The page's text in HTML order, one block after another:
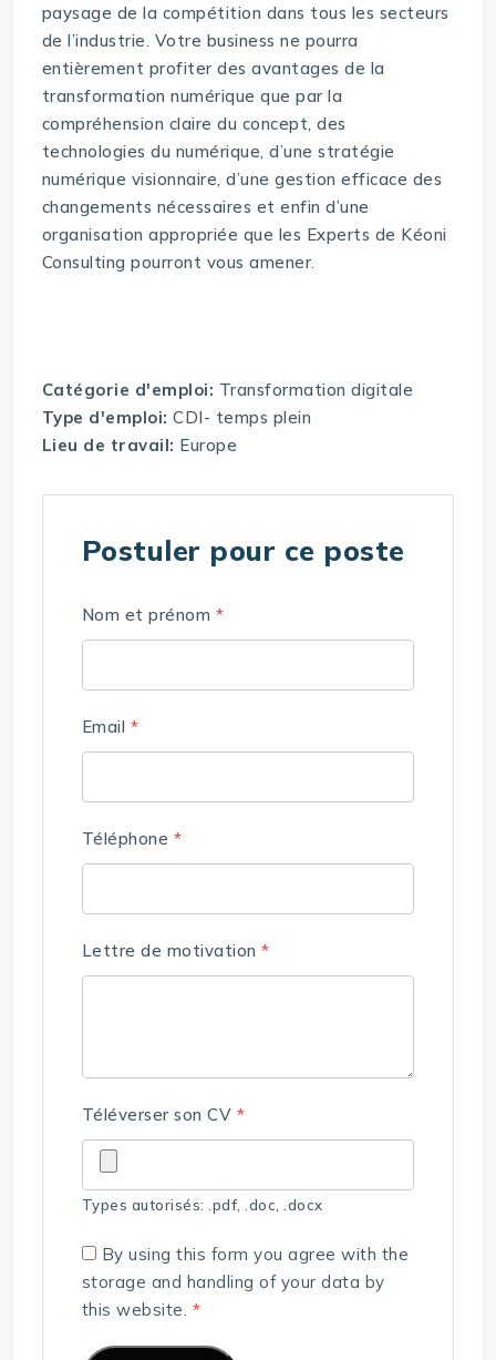
paysage de la compétition dans tous les secteurs
de l’industrie. Votre business ne pourra
entièrement profiter des avantages de la
transformation numérique que par la
compréhension claire du concept, des
technologies du numérique, d’une stratégie
numérique visionnaire, d’une gestion efficace des
changements nécessaires et enfin d’une
organisation appropriée que les Experts de Kéoni
Consulting pourront vous amener.
Catégorie d'emploi: Transformation digitale
Type d'emploi:CDI- temps plein
Lieu de travail: Europe
Postuler pour ce poste
Nom et prénom *
Email *
Téléphone *
Lettre de motivation*
Téléverser son CV *
Types autorisés: .pdf, .doc, .docx
By using this form you agree with the
storage and handling of your data by
this website. *